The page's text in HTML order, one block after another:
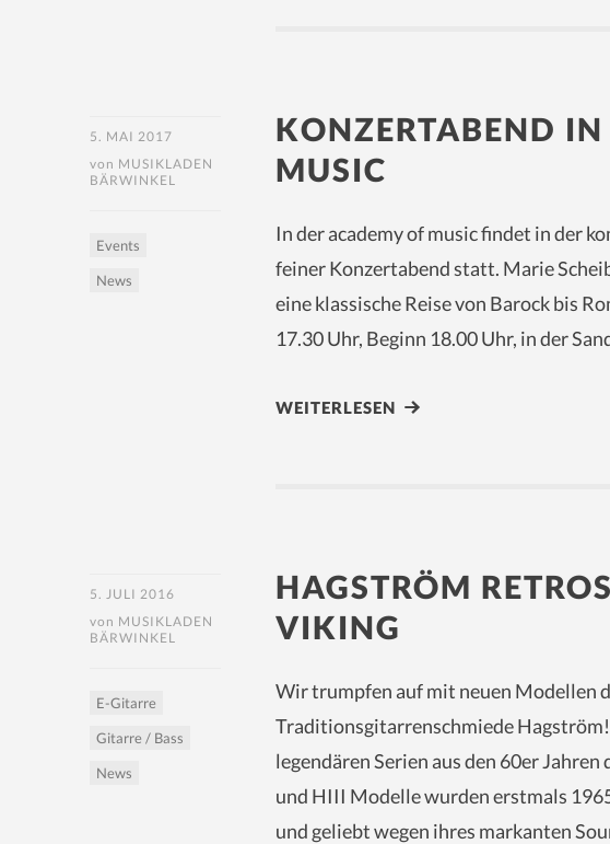
5. MAI 2017
von MUSIKLADEN
BÄRWINKEL
Events
News
KONZERTABEND
MUSIC
In der academy of music findet in der
feiner Konzertabend statt. Marie
eine klassische Reise von Barock bis
17.30 Uhr, Beginn 18.00 Uhr, in der
WEITERLESEN
5. JULI 2016
von MUSIKLADEN
BÄRWINKEL
E-Gitarre
Gitarre / Bass
News
HAGSTRÖM
VIKING
Wir trumpfen auf mit neuen Modellen
Traditionsgitarrenschmiede
legendären Serien aus den 60er
und HIII Modelle wurden erstmals
und geliebt wegen ihres markanten